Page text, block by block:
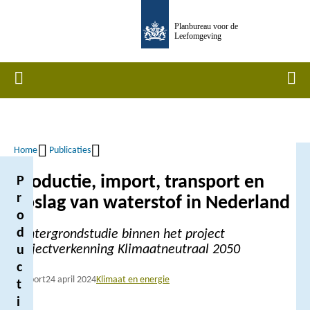
inhoud
Planbureau voor de
Leefomgeving
Home
Kruimelpad
Home Publicaties
Productie, import, transport en
opslag van waterstof in Nederland
Achtergrondstudie binnen het project
Trajectverkenning Klimaatneutraal 2050
Rapport24 april 2024Klimaat en energie
P
r
o
d
u
c
t
i